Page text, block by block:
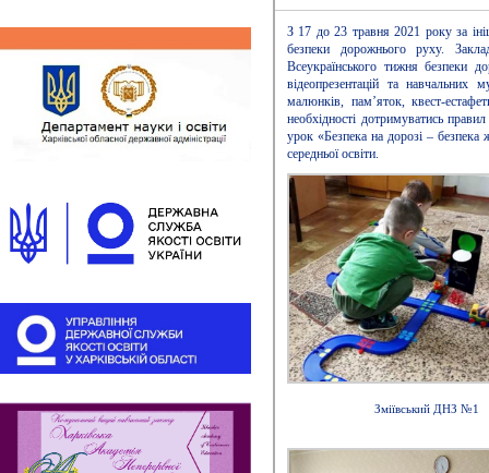
З 17 до 23 травня 2021 року за
безпеки дорожнього руху.
Всеукраїнського тижня безпеки
відеопрезентацій та навчальних
малюнків, пам’яток, квест-
необхідності дотримуватись
урок «Безпека на дорозі – безпека
середньої освіти.
Зміївський ДНЗ №1